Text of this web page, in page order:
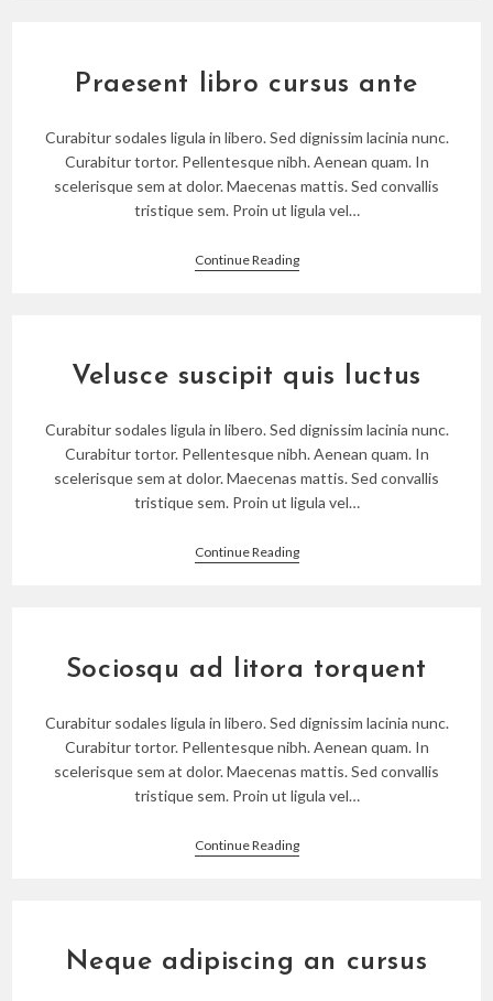
Praesent libro cursus ante
Curabitur sodales ligula in libero. Sed dignissim lacinia nunc.
Curabitur tortor. Pellentesque nibh. Aenean quam. In
scelerisque sem at dolor. Maecenas mattis. Sed convallis
tristique sem. Proin ut ligula vel…
Continue ReadingPraesent
Libro
Velusce suscipit quis luctus
Curabitur sodales ligula in libero. Sed dignissim lacinia nunc.
Curabitur tortor. Pellentesque nibh. Aenean quam. In
scelerisque sem at dolor. Maecenas mattis. Sed convallis
tristique sem. Proin ut ligula vel…
Continue ReadingVelusce
Suscipit
Sociosqu ad litora torquent
Curabitur sodales ligula in libero. Sed dignissim lacinia nunc.
Curabitur tortor. Pellentesque nibh. Aenean quam. In
scelerisque sem at dolor. Maecenas mattis. Sed convallis
tristique sem. Proin ut ligula vel…
Continue ReadingSociosqu
Ad
Neque adipiscing an cursus